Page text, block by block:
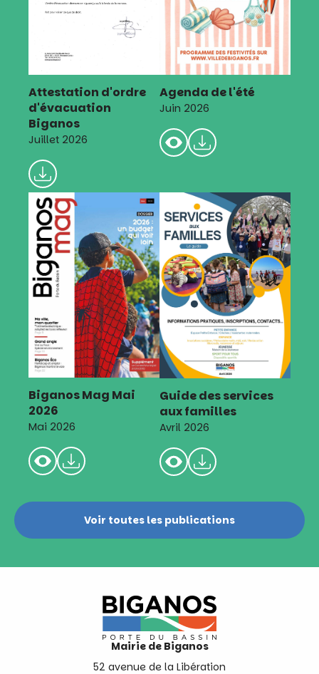
Attestation d'ordre
d'évacuation
Biganos
Juillet 2026
Agenda de l'été
Juin 2026
Biganos Mag Mai
2026
Mai 2026
Guide des services
aux familles
Avril 2026
Voir toutes les publications
Mairie de Biganos
52 avenue de la Libération